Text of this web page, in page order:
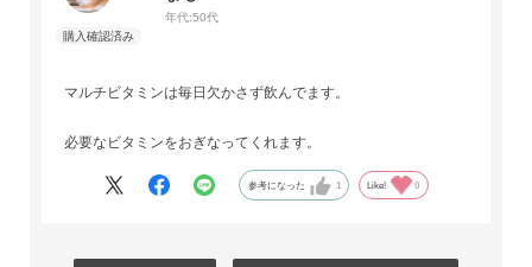
年代:50代
マルチビタミンは毎日欠かさず飲んでます。
必要なビタミンをおぎなってくれます。
参考になった 1 Like! 0